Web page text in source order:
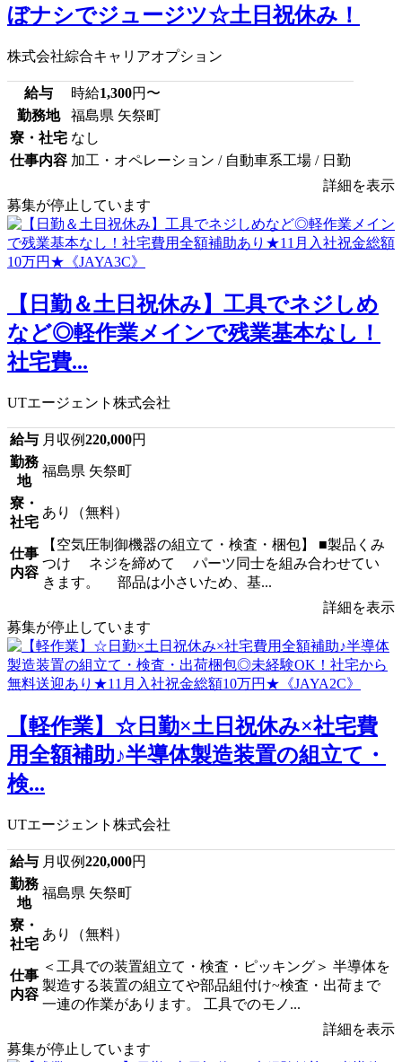
ぼナシでジュージツ☆土日祝休み！
株式会社綜合キャリアオプション
給与 時給1,300円〜
勤務地
福島県 矢祭町
寮・社宅 なし
仕事内容 加工・オペレーション / 自動車系工場 / 日勤
詳細を表示
募集が停止しています
【日勤＆土日祝休み】工具でネジしめ
など◎軽作業メインで残業基本なし！
社宅費...
UTエージェント株式会社
給与 月収例220,000円
勤務
地
福島県 矢祭町
寮・
社宅
あり（無料）
仕事
内容
【空気圧制御機器の組立て・検査・梱包】 ■製品くみ
つけ ネジを締めて パーツ同士を組み合わせてい
きます。 部品は小さいため、基...
詳細を表示
募集が停止しています
【軽作業】☆日勤×土日祝休み×社宅費
用全額補助♪半導体製造装置の組立て・
検...
UTエージェント株式会社
給与 月収例220,000円
勤務
地
福島県 矢祭町
寮・
社宅
あり（無料）
仕事
内容
＜工具での装置組立て・検査・ピッキング＞ 半導体を
製造する装置の組立てや部品組付け~検査・出荷まで
一連の作業があります。 工具でのモノ...
詳細を表示
募集が停止しています